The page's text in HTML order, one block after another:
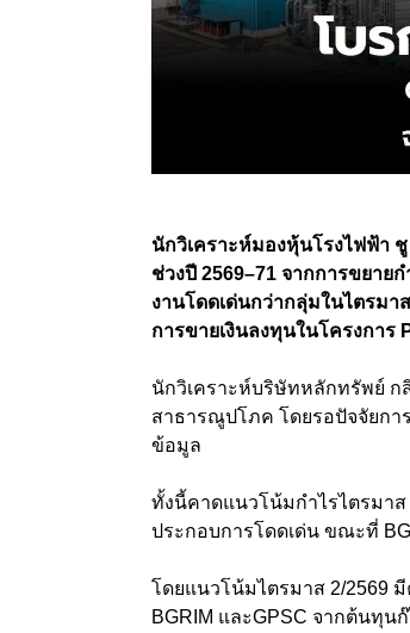
นักวิเคราะห์มองหุ้นโรงไฟฟ้า
ช่วงปี 2569–71 จากการขยาย
งานโดดเด่นกว่ากลุ่มในไตรมา
การขายเงินลงทุนในโครงการ
นักวิเคราะห์บริษัทหลักทรัพย์ ก
สาธารณูปโภค โดยรอปัจจัยกา
ข้อมูล
ทั้งนี้คาดแนวโน้มกำไรไตรมา
ประกอบการโดดเด่น ขณะที่
โดยแนวโน้มไตรมาส 2/2569
BGRIM และGPSC จากต้นทุ